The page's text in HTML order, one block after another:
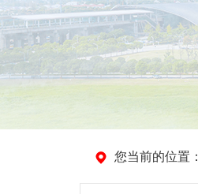
您当前的位置：